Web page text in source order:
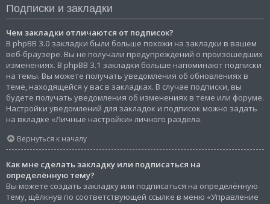
Подписки и закладки
Чем закладки отличаются от подписок?
В phpBB 3.0 закладки были больше похожи на закладки в вашем
веб-браузере. Вы не получали предупреждений о произошедших
изменениях. В phpBB 3.1 закладки больше напоминают подписки
на темы. Вы можете получать уведомления об обновлениях в
теме, находящейся у вас в закладках. В случае подписки, вы
будете получать уведомления об изменениях в теме или форуме.
Настройки уведомлений для закладок и подписок можно задать
на вкладке «Личные настройки» личного раздела.
Вернуться к началу
Как мне сделать закладку или подписаться на
определённую тему?
Вы можете создать закладку или подписаться на определённую
тему, щёлкнув по соответствующей ссылке в меню «Управление